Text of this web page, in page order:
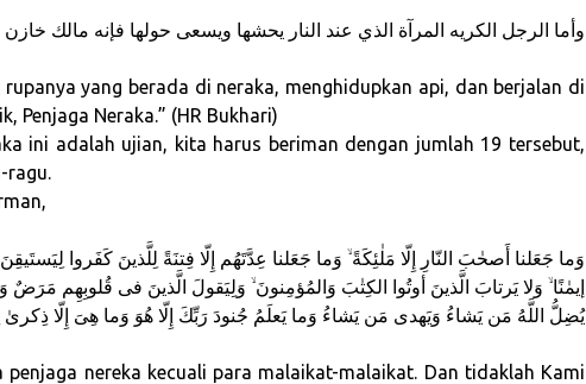
وأما الرجل الكريه المرآة الذي عند النار يحشها ويسعى حولها فإنه مالك
yang berada di neraka, menghidupkan api, dan berjalan di
Penjaga Neraka.” (HR Bukhari)
ini adalah ujian, kita harus beriman dengan jumlah 19 tersebut,
ragu.
وَما جَعَلنا أَصحٰبَ النّارِ إِلّا مَلٰئِكَةً ۙ وَما جَعَلنا عِدَّتَهُم إِلّا فِتنَةً لِلَّذينَ كَفَروا لِيَستَيقِنَ
إيمٰنًا ۙ وَلا يَرتابَ الَّذينَ أوتُوا الكِتٰبَ وَالمُؤمِنونَ ۙ وَلِيَقولَ الَّذينَ فى قُلوبِهِم مَرَضٌ
يُضِلُّ اللَّهُ مَن يَشاءُ وَيَهدى مَن يَشاءُ وَما يَعلَمُ جُنودَ رَبِّكَ إِلّا هُوَ وَما هِىَ إِلّا ذِكرىٰ
nereka kecuali para malaikat-malaikat. Dan tidaklah Kami